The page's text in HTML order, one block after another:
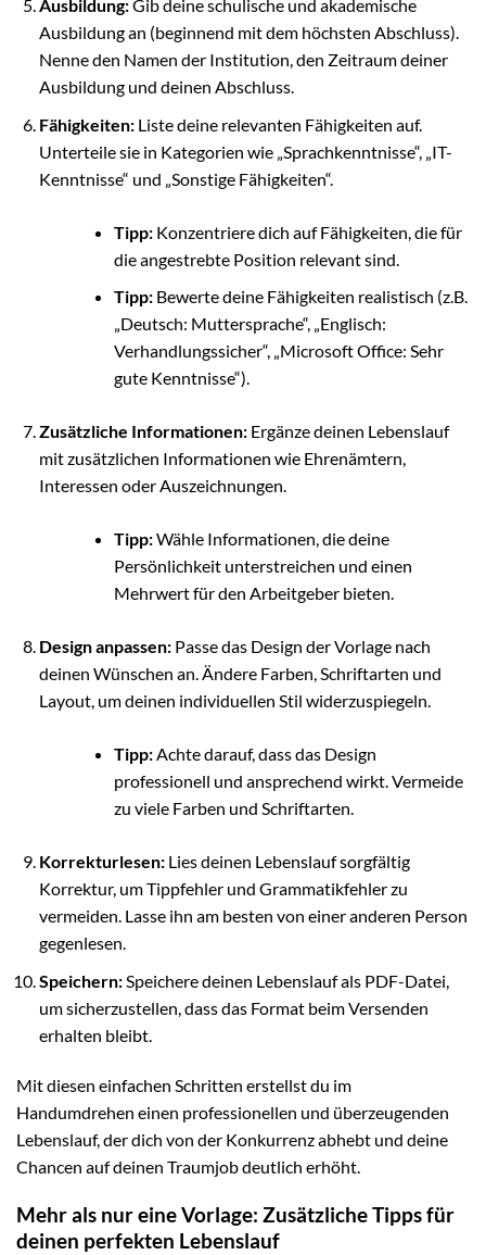
Ausbildung:Gib deine schulische und akademische
Ausbildung an (beginnend mit dem höchsten Abschluss).
Nenne den Namen der Institution, den Zeitraum deiner
Ausbildung und deinen Abschluss.
Fähigkeiten:Liste deine relevanten Fähigkeiten auf.
Unterteile sie in Kategorien wie „Sprachkenntnisse“, „IT-
Kenntnisse“ und „Sonstige Fähigkeiten“.
Tipp:Konzentriere dich auf Fähigkeiten, die für
die angestrebte Position relevant sind.
Tipp:Bewerte deine Fähigkeiten realistisch (z.B.
„Deutsch: Muttersprache“, „Englisch:
Verhandlungssicher“, „Microsoft Office: Sehr
gute Kenntnisse“).
Zusätzliche Informationen:Ergänze deinen Lebenslauf
mit zusätzlichen Informationen wie Ehrenämtern,
Interessen oder Auszeichnungen.
Tipp:Wähle Informationen, die deine
Persönlichkeit unterstreichen und einen
Mehrwert für den Arbeitgeber bieten.
Design anpassen:Passe das Design der Vorlage nach
deinen Wünschen an. Ändere Farben, Schriftarten und
Layout, um deinen individuellen Stil widerzuspiegeln.
Tipp:Achte darauf, dass das Design
professionell und ansprechend wirkt. Vermeide
zu viele Farben und Schriftarten.
Korrekturlesen:Lies deinen Lebenslauf sorgfältig
Korrektur, um Tippfehler und Grammatikfehler zu
vermeiden. Lasse ihn am besten von einer anderen Person
gegenlesen.
Speichern:Speichere deinen Lebenslauf als PDF-Datei,
um sicherzustellen, dass das Format beim Versenden
erhalten bleibt.
Mit diesen einfachen Schritten erstellst du im
Handumdrehen einen professionellen und überzeugenden
Lebenslauf, der dich von der Konkurrenz abhebt und deine
Chancen auf deinen Traumjob deutlich erhöht.
Mehr als nur eine Vorlage: Zusätzliche Tipps für
deinen perfekten Lebenslauf